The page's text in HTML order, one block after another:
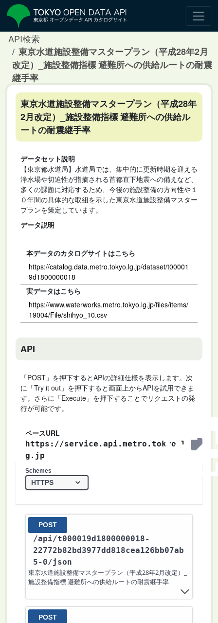
API検索
東京水道施設整備マスタープラン（平成28年2月
改定）_施設整備指標 避難所への供給ルートの耐震
継手率
東京水道施設整備マスタープラン（平成28年
2月改定）_施設整備指標 避難所への供給ル
ートの耐震継手率
データセット説明
【東京都水道局】水道局では、集中的に更新時期を迎える
浄水場や切迫性が指摘される首都直下地震への備えなど、
多くの課題に対応するため、今後の施設整備の方向性や１
０年間の具体的な取組を示した東京水道施設整備マスター
プランを策定しています。
データ説明
本データのカタログサイトはこちら
https://catalog.data.metro.tokyo.lg.jp/dataset/t00001
9d1800000018
実データはこちら
https://www.waterworks.metro.tokyo.lg.jp/files/items/
19004/File/shihyo_10.csv
API
「POST」を押下するとAPIの詳細仕様を表示します。次
に「Try it out」を押下すると画面上からAPIを試用できま
す。さらに「Execute」を押下することでリクエストの発
行が可能です。
ベースURL
https://service.api.metro.tokyo.l
g.jp
Schemes
POST
/api/t000019d1800000018-
22772b82bd3977dd818cea126bb07ab
5-0/json
東京水道施設整備マスタープラン（平成28年2月改定）_
施設整備指標 避難所への供給ルートの耐震継手率
POST